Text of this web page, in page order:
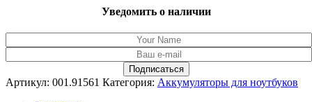
Уведомить о наличии
Артикул: 001.91561 Категория: Аккумуляторы для ноутбуков